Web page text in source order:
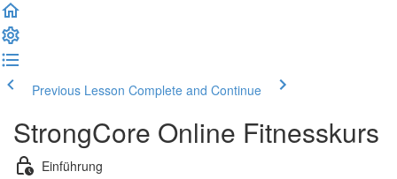
Previous Lesson Complete and Continue
StrongCore Online Fitnesskurs
Einführung